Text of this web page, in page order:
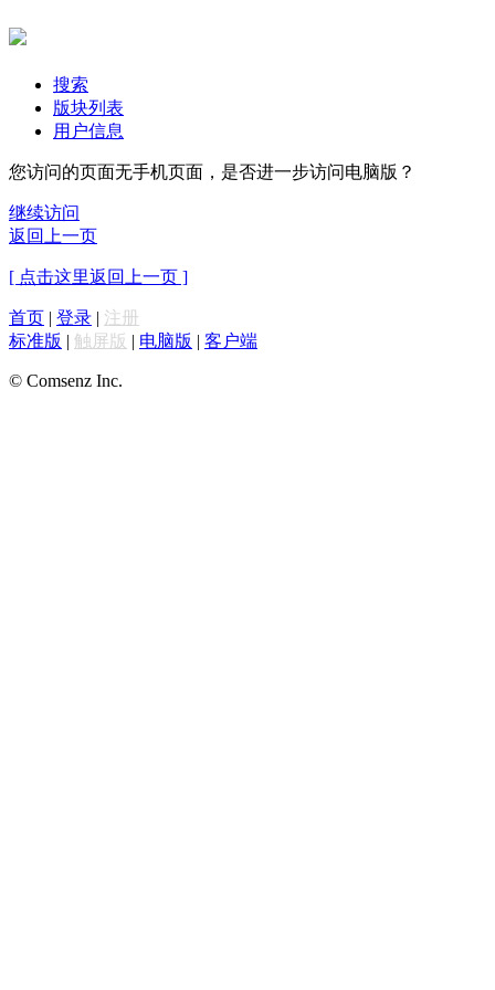
搜索
版块列表
用户信息
您访问的页面无手机页面，是否进一步访问电脑版？
继续访问
返回上一页
[ 点击这里返回上一页 ]
首页 | 登录 | 注册
标准版 | 触屏版 | 电脑版 | 客户端
© Comsenz Inc.